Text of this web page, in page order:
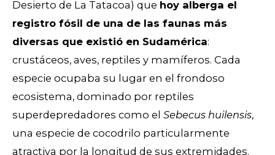
Desierto de La Tatacoa) que hoy alberga el
registro fósil de una de las faunas más
diversas que existió en Sudamérica:
crustáceos, aves, reptiles y mamíferos. Cada
especie ocupaba su lugar en el frondoso
ecosistema, dominado por reptiles
superdepredadores como el Sebecus huilensis,
una especie de cocodrilo particularmente
atractiva por la longitud de sus extremidades.